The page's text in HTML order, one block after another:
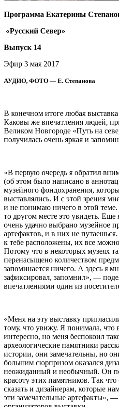
Программа Екатерины
«Русский Север»
Выпуск 14
Эфир 3 мая 2017
АУДИО, ФОТО — Е. Степанова
В конечном итоге любая выставка
Каковы же впечатления людей,
Великом Новгороде «Путь на
получилась очень яркая и
«В первую очередь я обратил
(об этом было написано в
музейного фондохранения,
выставлялись. И с этой зрения
и не понимаю ничего в этой
то другом месте это увидеть. Еще
очень удачно выбрано музейное
артефактов, и в них не
к тебе расположены, их все
Потому что в некоторых музеях
перенасыщено количеством
запоминается ничего. А здесь я
зафиксировал, запомнил», —
впечатлениями один из
«Меня на эту выставку
тому, что увижу. Я понимала, что
интересно, но меня беспокоил
археологические памятники
истории, они замечательны, но
большим сюрпризом оказался
неожиданный и необычный. Он
красоту этих памятников. Так что
сказать и дизайнерам, которые
эти замечательные артефакты», —